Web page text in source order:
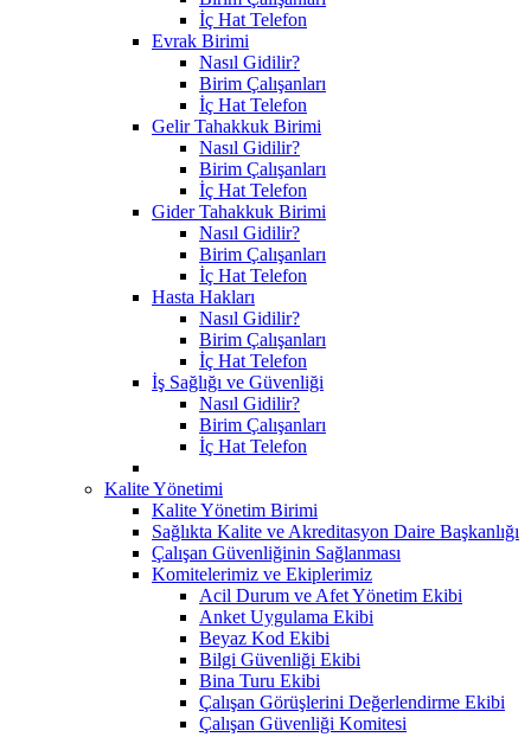
İç Hat Telefon
Evrak Birimi
Nasıl Gidilir?
Birim Çalışanları
İç Hat Telefon
Gelir Tahakkuk Birimi
Nasıl Gidilir?
Birim Çalışanları
İç Hat Telefon
Gider Tahakkuk Birimi
Nasıl Gidilir?
Birim Çalışanları
İç Hat Telefon
Hasta Hakları
Nasıl Gidilir?
Birim Çalışanları
İç Hat Telefon
İş Sağlığı ve Güvenliği
Nasıl Gidilir?
Birim Çalışanları
İç Hat Telefon
Kalite Yönetimi
Kalite Yönetim Birimi
Sağlıkta Kalite ve Akreditasyon Daire Başkanlığı
Çalışan Güvenliğinin Sağlanması
Komitelerimiz ve Ekiplerimiz
Acil Durum ve Afet Yönetim Ekibi
Anket Uygulama Ekibi
Beyaz Kod Ekibi
Bilgi Güvenliği Ekibi
Bina Turu Ekibi
Çalışan Görüşlerini Değerlendirme Ekibi
Çalışan Güvenliği Komitesi